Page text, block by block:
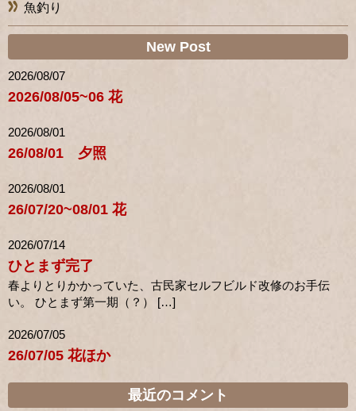
魚釣り
New Post
2026/08/07
2026/08/05~06 花
2026/08/01
26/08/01 夕照
2026/08/01
26/07/20~08/01 花
2026/07/14
ひとまず完了
春よりとりかかっていた、古民家セルフビルド改修のお手伝
い。 ひとまず第一期（？） […]
2026/07/05
26/07/05 花ほか
最近のコメント